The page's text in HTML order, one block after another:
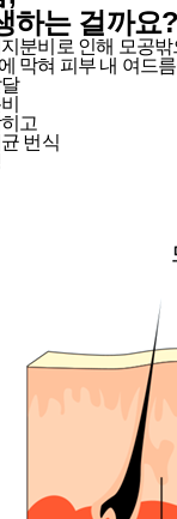
하는 걸까요?
분비로 인해 모공
막혀 피부 내 여드
고
번식